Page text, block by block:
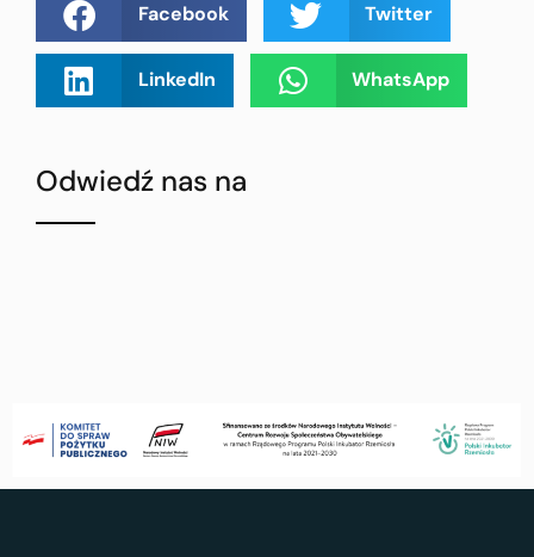
Facebook Twitter
LinkedIn WhatsApp
Odwiedź nas na